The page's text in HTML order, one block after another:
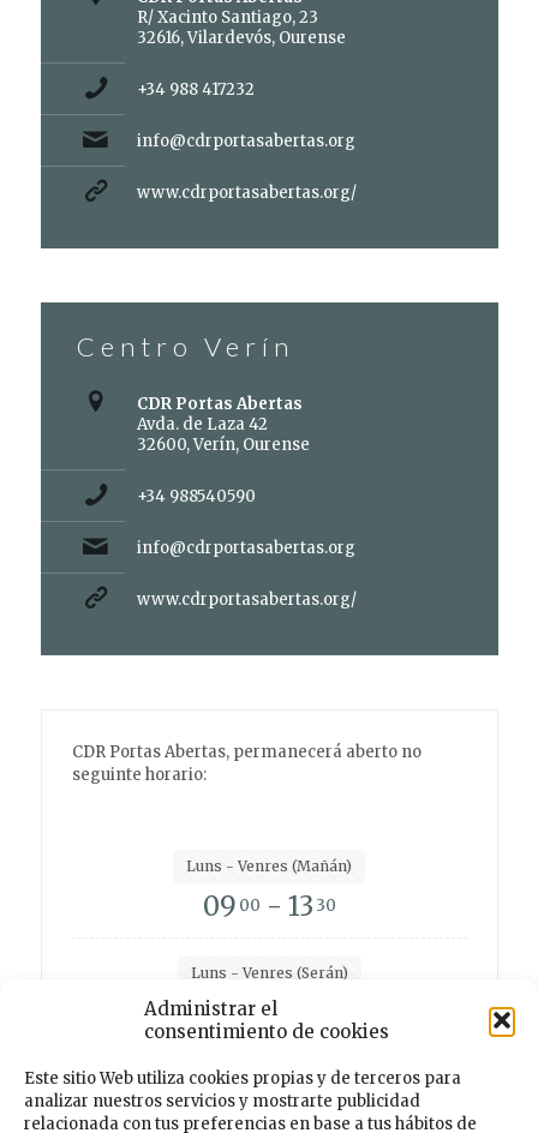
Administrar el
consentimiento de cookies
Este sitio Web utiliza cookies propias y de terceros para
analizar nuestros servicios y mostrarte publicidad
relacionada con tus preferencias en base a tus hábitos de
R/ Xacinto Santiago, 23
32616, Vilardevós, Ourense
+34 988 417232
info@cdrportasabertas.org
www.cdrportasabertas.org/
Centro Verín
CDR Portas Abertas
Avda. de Laza 42
32600, Verín, Ourense
+34 988540590
info@cdrportasabertas.org
www.cdrportasabertas.org/
CDR Portas Abertas, permanecerá aberto no
seguinte horario:
Luns - Venres (Mañán)
09 00 - 13 30
Luns - Venres (Serán)
1500- 19
Facebook Instagram Twitter TikTok